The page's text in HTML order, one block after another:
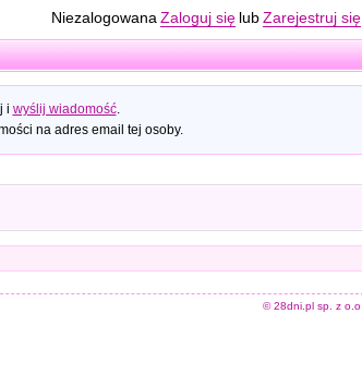
Niezalogowana Zaloguj się lub Zarejestruj się
i wyślij wiadomość.
na adres email tej osoby.
© 28dni.pl sp. z o.o.